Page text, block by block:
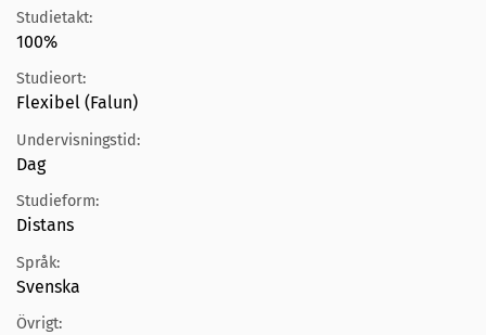
Studietakt:
100%
Studieort:
Flexibel (Falun)
Undervisningstid:
Dag
Studieform:
Distans
Språk:
Svenska
Övrigt: